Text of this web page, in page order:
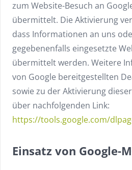
zum Website-Besuch an
übermittelt. Die Aktivierung
dass Informationen an uns
gegebenenfalls eingesetzte
übermittelt werden. Weitere
von Google bereitgestellten
sowie zu der Aktivierung
über nachfolgenden Link:
https://tools.google.com/
Einsatz von Google-